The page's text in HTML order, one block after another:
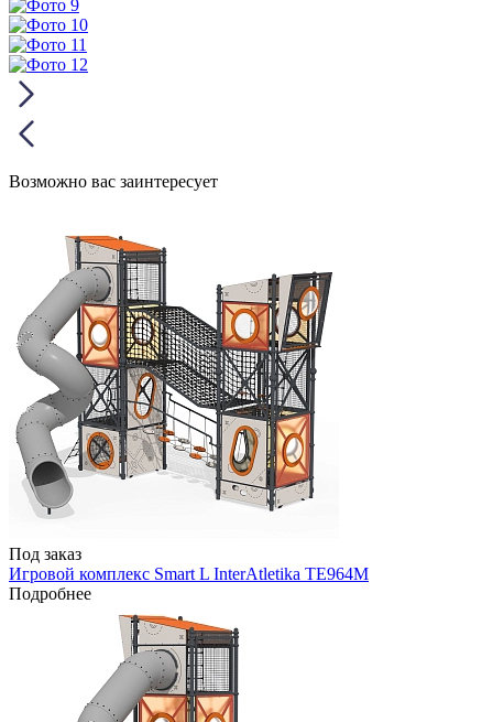
Возможно вас заинтересует
Под заказ
Игровой комплекс Smart L InterAtletika TE964M
Подробнее